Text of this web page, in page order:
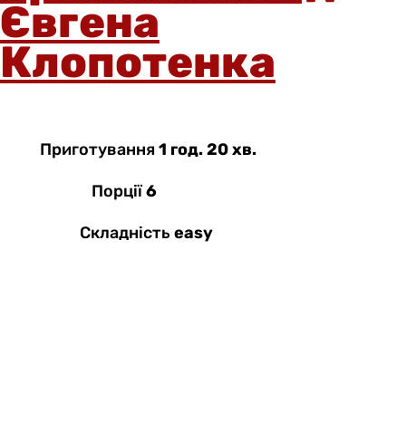
Євгена
Клопотенка
Приготування1 год. 20 хв.
Порції6
Складність easy